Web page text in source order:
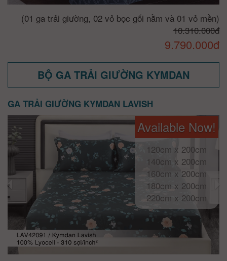
(01 ga trải giường, 02 vỏ bọc gối nằm và 01 vỏ mền)
10.310.000đ
9.790.000đ
BỘ GA TRẢI GIƯỜNG KYMDAN
GA TRẢI GIƯỜNG KYMDAN LAVISH
Available Now!
120cm x 200cm
140cm x 200cm
160cm x 200cm
180cm x 200cm
220cm x 200cm